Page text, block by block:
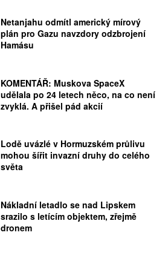
Netanjahu odmítl americký mírový
plán pro Gazu navzdory odzbrojení
Hamásu
KOMENTÁŘ: Muskova SpaceX
udělala po 24 letech něco, na co není
zvyklá. A přišel pád akcií
Lodě uvázlé v Hormuzském průlivu
mohou šířit invazní druhy do celého
světa
Nákladní letadlo se nad Lipskem
srazilo s letícím objektem, zřejmě
dronem